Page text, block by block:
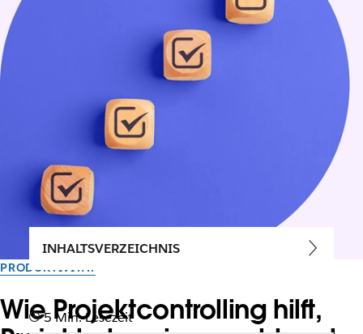
PRODUKTIVITÄT
Wie Projektcontrolling hilft,
INHALTSVERZEICHNIS
5 Min. Lesezeit